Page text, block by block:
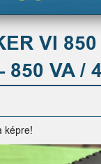
VI
850 VA /
képre!